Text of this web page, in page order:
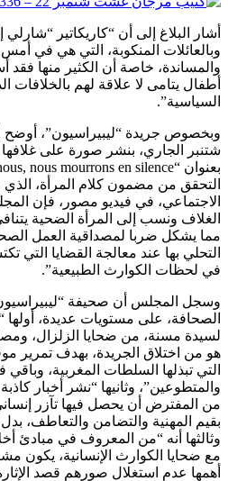
أشار البلاغ إلى أن “كاريكاتير “شارلي
وبالعائلات المنكوبة، التي هي في
والمساندة، خاصة أن الكثير منها فقد
أطفال يتامى لا علاقة لهم بالخلافات
السياسية”.
شتنبر الجاري، بنشر صورة على غلافها
التحقق من مضمون كلام المرأة،
الاجتماعي، في فيديو مصور، فإن
الغلاف ونسب إلى المرأة الضحية
مما يشكل ضربا لمصداقية العمل
التحلي بها عند معالجة القضايا التي
في لحظات الكوارث الطبيعية”.
وسجل المجلس أن صحيفة
الصحافة، على مستويات عديدة،
لسيدة مسنة، من ضحايا الزلزال،
هو من اختلاق الجريدة، بهدف
التي تبذلها السلطات المغربية،
والمتطوعين”، وثانيها “نشر أخبار
من المفترض أن يحصل فيها تآزر
بقيم المهنية والتضامن والتعاطف،
وثالثها أنه “من المعروف في مبادئ
مع ضحايا الكوارث الإنسانية، يكون
أهمها عدم استغلال صورهم قصد